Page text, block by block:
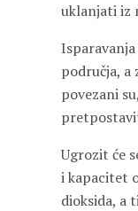
uklanjati iz
područja, a
povezani
Ugrozit će
i kapacitet
dioksida, a